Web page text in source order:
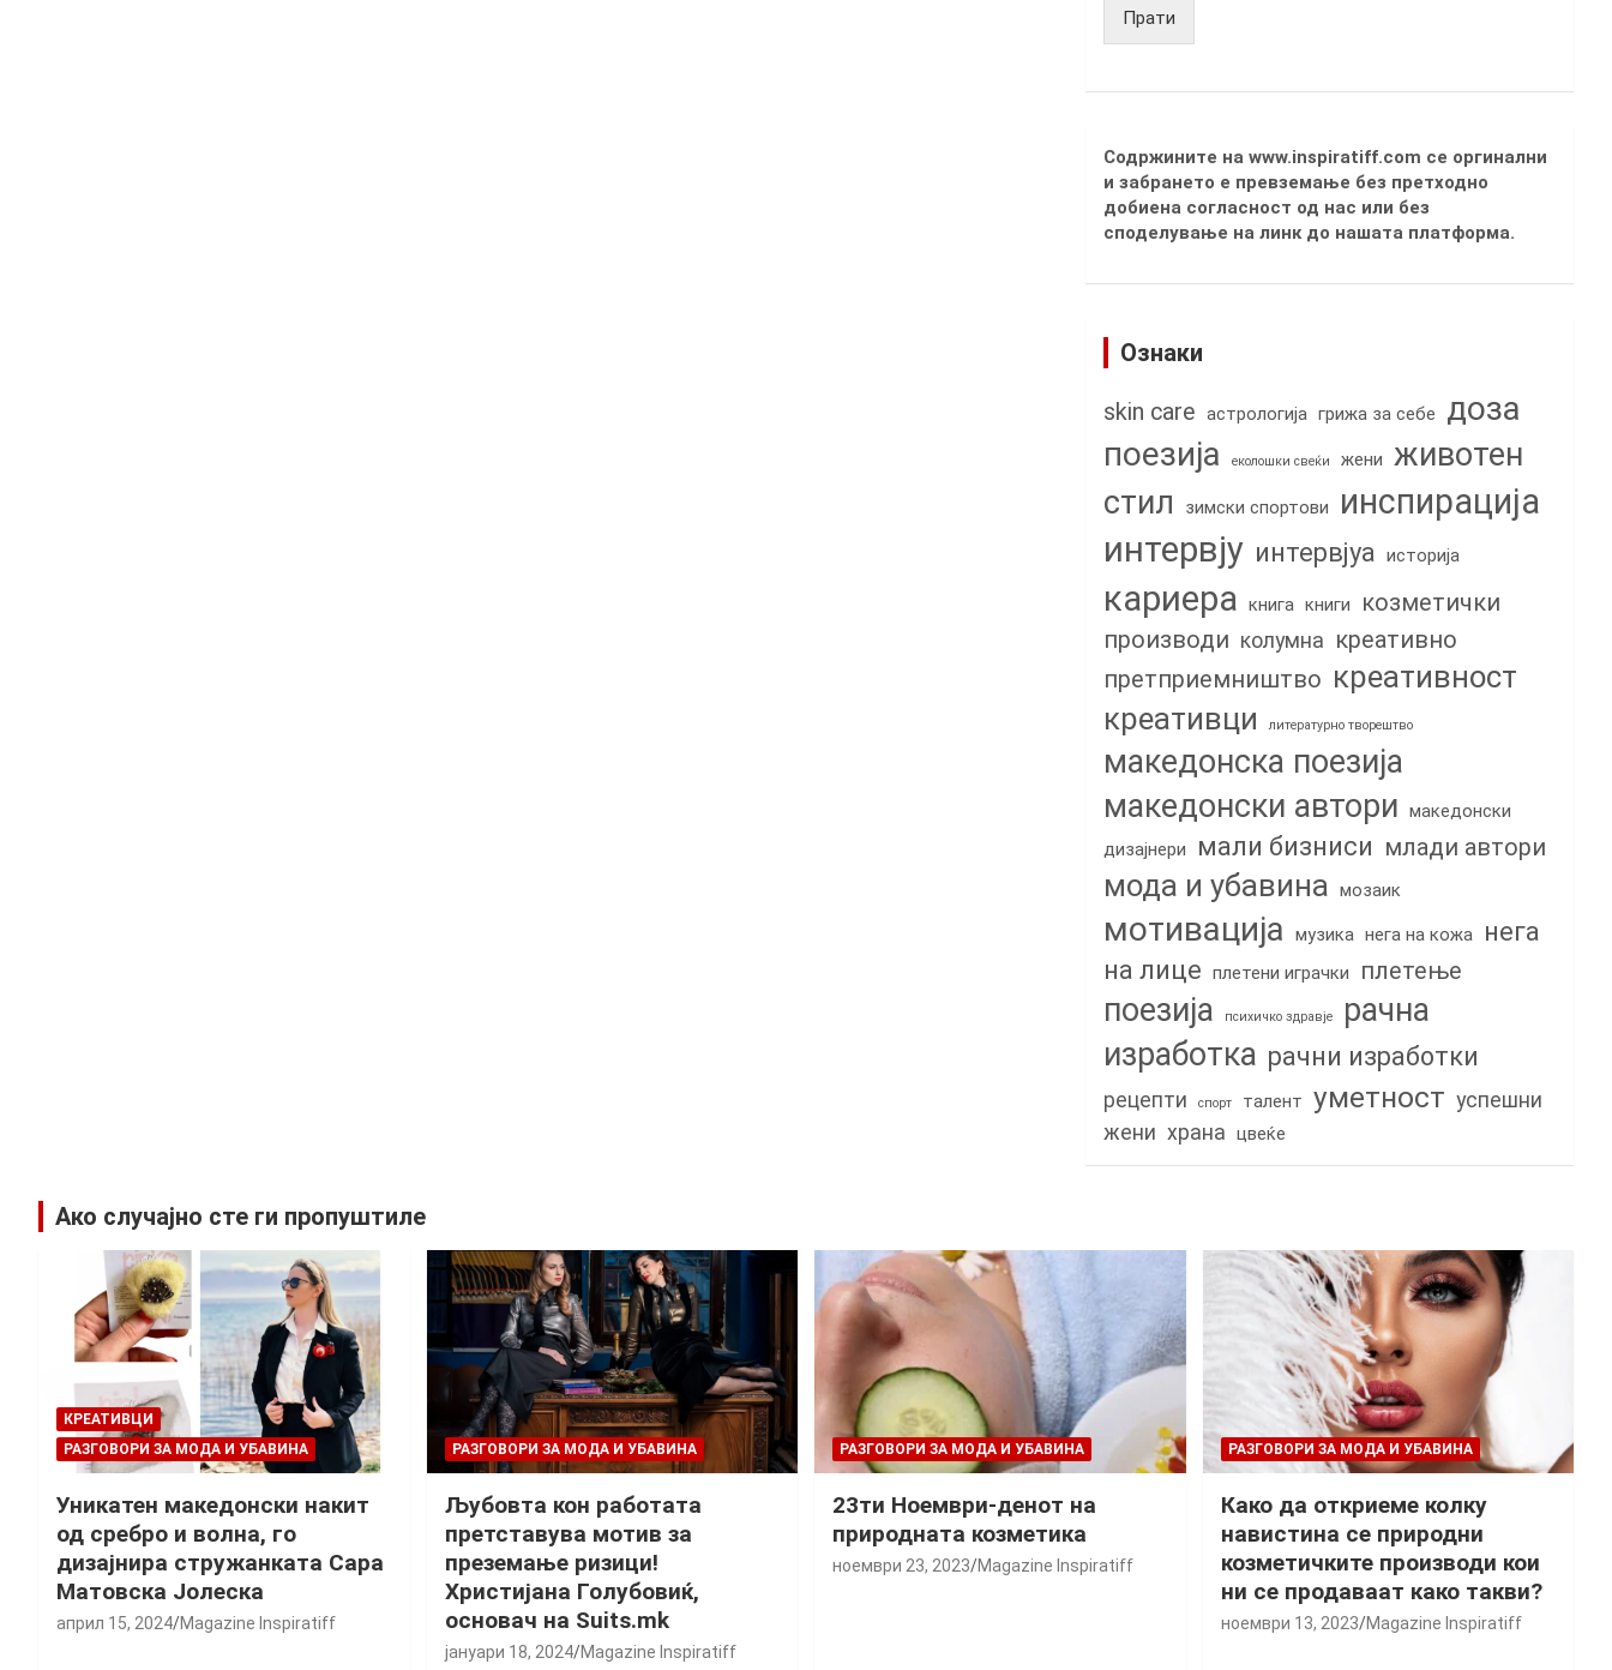
Прати
Содржините на www.inspiratiff.com се оргинални
и забрането е превземање без претходно
добиена согласност од нас или без
споделување на линк до нашата платформа.
Ознаки
skin care астрологија грижа за себе
доза
поезија
еколошки свеќи жени животен
стил
зимски спортови
инспирација
интервју интервјуа историја
кариера книга книги
козметички
производи колумна креативно
претприемништво креативност
креативци
литературно творештво
македонска поезија
македонски автори македонски
дизајнери
мали бизниси млади автори
мода и убавина мозаик
мотивација музика нега на кожа
нега
на лице плетени играчки плетење
поезија психичко здравје
рачна
изработка рачни изработки
рецепти спорт талент уметност успешни
жени храна цвеќе
Ако случајно сте ги пропуштиле
КРЕАТИВЦИ
РАЗГОВОРИ ЗА МОДА И УБАВИНА
Уникатен македонски накит
од сребро и волна, го
дизајнира стружанката Сара
Матовска Јолеска
април 15, 2024 Magazine Inspiratiff
РАЗГОВОРИ ЗА МОДА И УБАВИНА
Љубовта кон работата
претставува мотив за
преземање ризици!
Христијана Голубовиќ,
основач на Suits.mk
јануари 18, 2024 Magazine Inspiratiff
РАЗГОВОРИ ЗА МОДА И УБАВИНА
23ти Ноември-денот на
природната козметика
ноември 23, 2023 Magazine Inspiratiff
РАЗГОВОРИ ЗА МОДА И УБАВИНА
Како да откриеме колку
навистина се природни
козметичките производи кои
ни се продаваат како такви?
ноември 13, 2023 Magazine Inspiratiff